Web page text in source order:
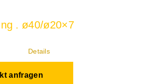
. ø40/ø20×7
Details
anfragen